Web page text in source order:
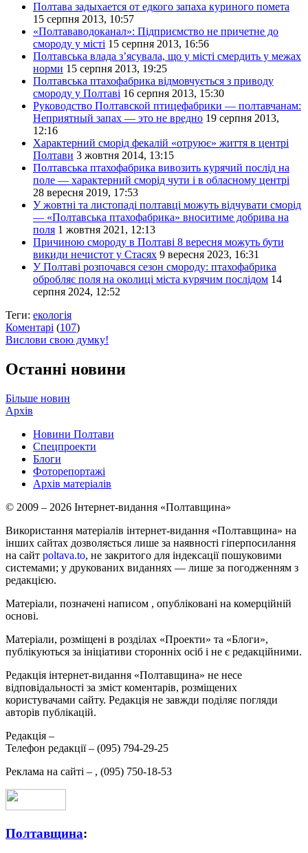
Полтава задыхается от едкого запаха куриного помета
15 серпня 2013, 10:57
«Полтававодоканал»: Підприємство не причетне до
смороду у місті 15 серпня 2013, 16:56
Полтавська влада з’ясувала, що у місті смердить у межах
норми 15 серпня 2013, 19:25
Полтавська птахофабрика відмовчується з приводу
смороду у Полтаві 16 серпня 2013, 15:30
Руководство Полтавской птицефабрики — полтавчанам:
Неприятный запах — это не вредно 19 серпня 2013,
12:16
Характерний сморід фекалій «отруює» життя в центрі
Полтави 3 жовтня 2014, 13:15
Полтавська птахофабрика вивозить курячий послід на
поле — характерний сморід чути і в обласному центрі
28 вересня 2019, 17:53
У жовтні та листопаді полтавці можуть відчувати сморід
— «Полтавська птахофабрика» вноситиме добрива на
поля 1 жовтня 2021, 12:13
Причиною смороду в Полтаві 8 вересня можуть бути
викиди нечистот у Стасях 9 вересня 2023, 16:31
У Полтаві розпочався сезон смороду: птахофабрика
обробляє поля на околиці міста курячим послідом 14
серпня 2024, 12:52
Теги: екологія
Коментарі (107)
Вислови свою думку!
Останні новини
Більше новин
Архів
Новини Полтави
Спецпроекти
Блоги
Фоторепортажі
Архів матеріалів
© 2009 – 2026 Інтернет-видання «Полтавщина»
Використання матеріалів інтернет-видання «Полтавщина» на
інших сайтах дозволяється лише за наявності гіперпосилання
на сайт poltava.to, не закритого для індексації пошуковими
системами; у друкованих виданнях — лише за погодженням з
редакцією.
Матеріали, позначені написом , опубліковані на комерційній
основі.
Матеріали, розміщені в розділах «Проекти» та «Блоги»,
публікуються за ініціативи сторонніх осіб і не є редакційними.
Редакція інтернет-видання «Полтавщина» не несе
відповідальності за зміст коментарів, розміщених
користувачами сайту. Редакція не завжди поділяє погляди
авторів публікацій.
Редакція –
Телефон редакції – (095) 794-29-25
Реклама на сайті – , (095) 750-18-53
Полтавщина: